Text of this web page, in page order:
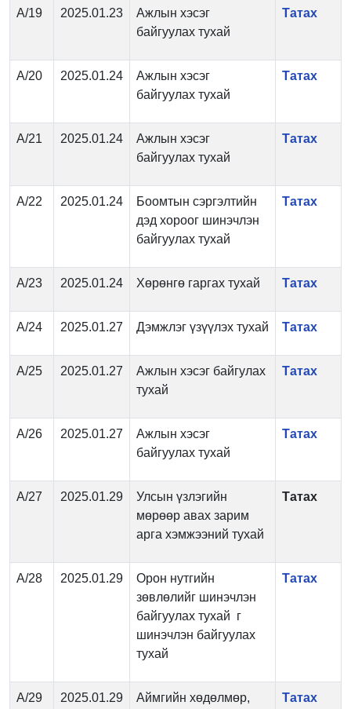
А/19 2025.01.23
Ажлын хэсэг
байгуулах тухай
Татах
А/20 2025.01.24
Ажлын хэсэг
байгуулах тухай
Татах
А/21 2025.01.24
Ажлын хэсэг
байгуулах тухай
Татах
А/22 2025.01.24
Боомтын сэргэлтийн
дэд хороог шинэчлэн
байгуулах тухай
Татах
А/23 2025.01.24 Хөрөнгө гаргах тухай Татах
А/24 2025.01.27 Дэмжлэг үзүүлэх тухай Татах
А/25 2025.01.27
Ажлын хэсэг байгулах
тухай
Татах
А/26 2025.01.27
Ажлын хэсэг
байгуулах тухай
Татах
А/27 2025.01.29
Улсын үзлэгийн
мөрөөр авах зарим
арга хэмжээний тухай
Татах
А/28 2025.01.29
Орон нутгийн
зөвлөлийг шинэчлэн
байгуулах тухай г
шинэчлэн байгуулах
тухай
Татах
А/29 2025.01.29
Аймгийн хөдөлмөр,
Татах